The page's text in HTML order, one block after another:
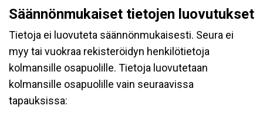
Säännönmukaiset tietojen luovutukset
Tietoja ei luovuteta säännönmukaisesti. Seura ei
myy tai vuokraa rekisteröidyn henkilötietoja
kolmansille osapuolille. Tietoja luovutetaan
kolmansille osapuolille vain seuraavissa
tapauksissa: